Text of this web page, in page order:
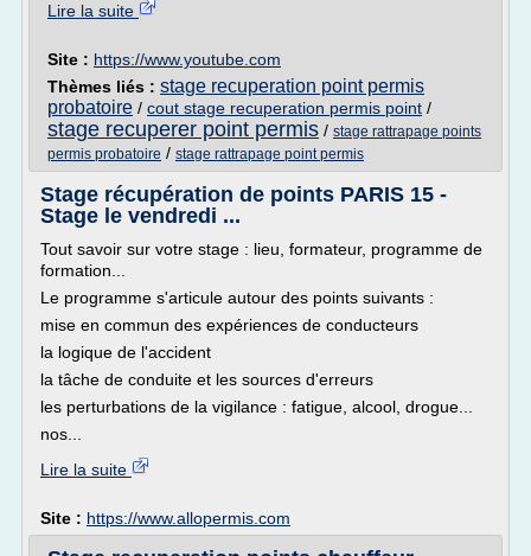
Lire la suite
Site : https://www.youtube.com
Thèmes liés : stage recuperation point permis
probatoire / cout stage recuperation permis point /
stage recuperer point permis / stage rattrapage points
permis probatoire / stage rattrapage point permis
Stage récupération de points PARIS 15 -
Stage le vendredi ...
Tout savoir sur votre stage : lieu, formateur, programme de
formation...
Le programme s'articule autour des points suivants :
mise en commun des expériences de conducteurs
la logique de l'accident
la tâche de conduite et les sources d'erreurs
les perturbations de la vigilance : fatigue, alcool, drogue...
nos...
Lire la suite
Site : https://www.allopermis.com